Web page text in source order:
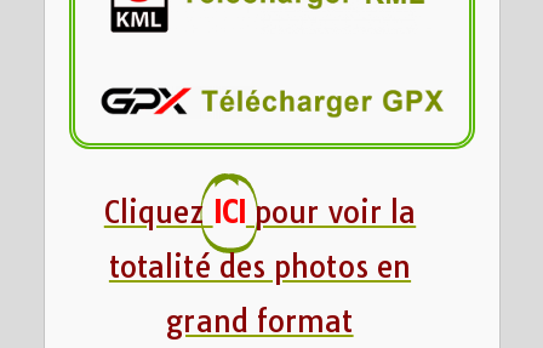
Cliquez ICI pour voir la
totalité des photos en
grand format